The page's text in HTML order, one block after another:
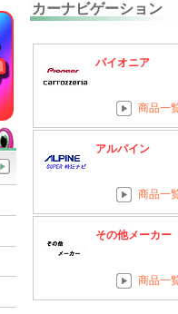
カーナビゲーション
パイオニア
商品一
アルパイン
商品一
その他メーカー
商品一